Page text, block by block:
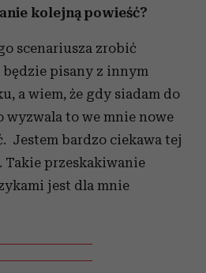
kolejną powieść?
scenariusza zrobić
będzie pisany z innym
a wiem, że gdy siadam do
wyzwala to we mnie nowe
Jestem bardzo ciekawa tej
przeskakiwanie
jest dla mnie